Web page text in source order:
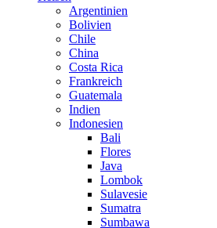
Argentinien
Bolivien
Chile
China
Costa Rica
Frankreich
Guatemala
Indien
Indonesien
Bali
Flores
Java
Lombok
Sulavesie
Sumatra
Sumbawa